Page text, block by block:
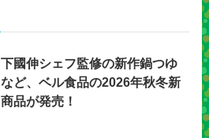
下國伸シェフ監修の新作鍋つゆ
など、ベル食品の2026年秋冬新
商品が発売！